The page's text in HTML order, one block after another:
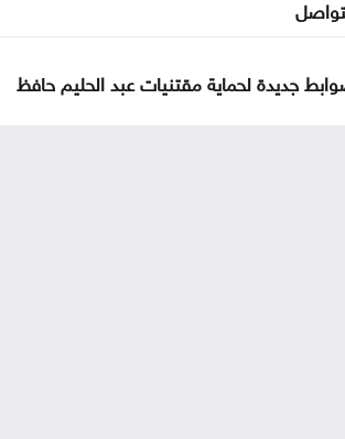
جديدة لحماية مقتنيات عبد الحليم حافظ